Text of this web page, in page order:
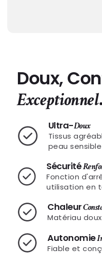
Doux,
Exceptionnel.
Ultra-Doux
Tissus
peau
Sécurité
Fonction
utilisation en
Chaleur
Matériau
Autonomie
Fiable et